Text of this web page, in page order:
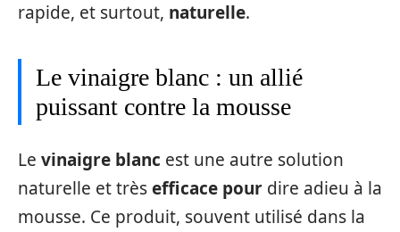
rapide, et surtout, naturelle.
Le vinaigre blanc : un allié
puissant contre la mousse
Le vinaigre blanc est une autre solution
naturelle et trèsefficace pour dire adieu à la
mousse. Ce produit, souvent utilisé dans la